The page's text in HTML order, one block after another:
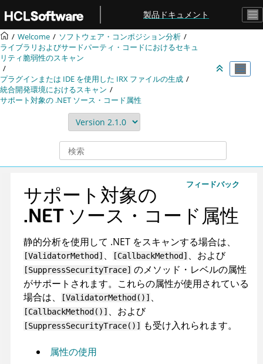
メインコンテンツにジャンプ
製品ドキュメント
Welcome
ソフトウェア・コンポジション分析
ライブラリおよびサードパーティ・コードにおけるセキュ
リティ脆弱性のスキャン
プラグインまたは IDE を使用した IRX ファイルの生成
統合開発環境におけるスキャン
サポート対象の .NET ソース・コード属性
フィードバック
サポート対象の
.NET ソース・コード属性
静的分析を使用して .NET をスキャンする場合は、
[ValidatorMethod] 、 [CallbackMethod] 、および
[SuppressSecurityTrace] のメソッド・レベルの属性
がサポートされます。これらの属性が使用されている
場合は、
[ValidatorMethod()] 、
[CallbackMethod()] 、および
[SuppressSecurityTrace()] も受け入れられます。
属性の使用